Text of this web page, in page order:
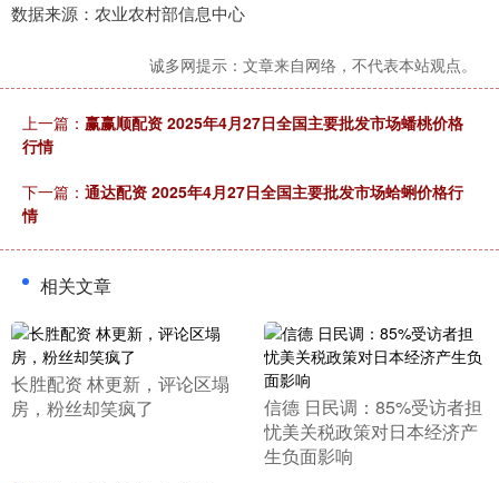
数据来源：农业农村部信息中心
诚多网提示：文章来自网络，不代表本站观点。
上一篇： 赢赢顺配资 2025年4月27日全国主要批发市场蟠桃价格
行情
下一篇： 通达配资 2025年4月27日全国主要批发市场蛤蜊价格行
情
相关文章
​长胜配资 林更新，评论区塌
房，粉丝却笑疯了
​信德 日民调：85%受访者担
忧美关税政策对日本经济产
生负面影响